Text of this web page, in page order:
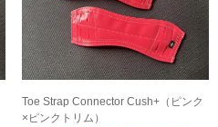
Toe Strap Connector Cush+（ピンク
×ピンクトリム）